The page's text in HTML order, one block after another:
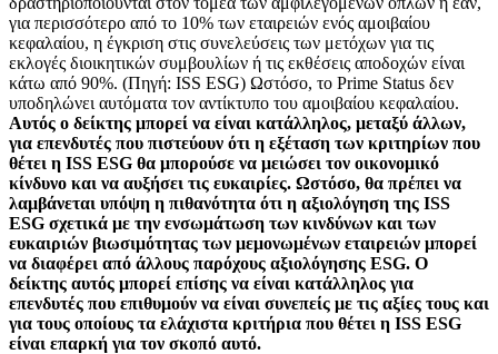
για περισσότερο από το 10% των εταιρειών ενός αμοιβαίου
κεφαλαίου, η έγκριση στις συνελεύσεις των μετόχων για τις
εκλογές διοικητικών συμβουλίων ή τις εκθέσεις αποδοχών είναι
κάτω από 90%. (Πηγή: ISS ESG) Ωστόσο, το Prime Status δεν
υποδηλώνει αυτόματα τον αντίκτυπο του αμοιβαίου κεφαλαίου.
Αυτός ο δείκτης μπορεί να είναι κατάλληλος, μεταξύ άλλων,
για επενδυτές που πιστεύουν ότι η εξέταση των κριτηρίων που
θέτει η ISS ESG θα μπορούσε να μειώσει τον οικονομικό
κίνδυνο και να αυξήσει τις ευκαιρίες. Ωστόσο, θα πρέπει να
λαμβάνεται υπόψη η πιθανότητα ότι η αξιολόγηση της ISS
ESG σχετικά με την ενσωμάτωση των κινδύνων και των
ευκαιριών βιωσιμότητας των μεμονωμένων εταιρειών μπορεί
να διαφέρει από άλλους παρόχους αξιολόγησης ESG. Ο
δείκτης αυτός μπορεί επίσης να είναι κατάλληλος για
επενδυτές που επιθυμούν να είναι συνεπείς με τις αξίες τους και
για τους οποίους τα ελάχιστα κριτήρια που θέτει η ISS ESG
είναι επαρκή για τον σκοπό αυτό.